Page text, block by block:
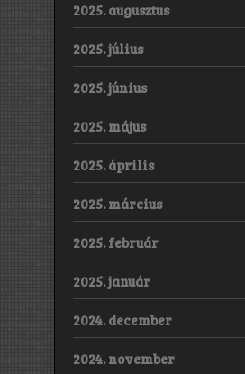
2025. augusztus
2025. július
2025. június
2025. május
2025. április
2025. március
2025. február
2025. január
2024. december
2024. november